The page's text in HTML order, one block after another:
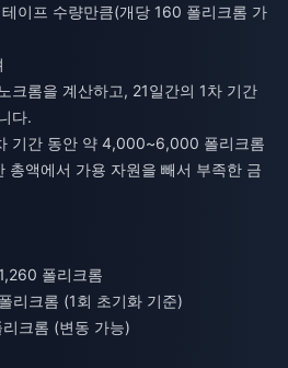
이프 수량만큼(개당 160 폴리크롬 가
크롬을 계산하고, 21일간의 1차 기간
다.
기간 동안 약 4,000~6,000 폴리크롬
총액에서 가용 자원을 빼서 부족한 금
폴리크롬
리크롬 (1회 초기화 기준)
크롬 (변동 가능)